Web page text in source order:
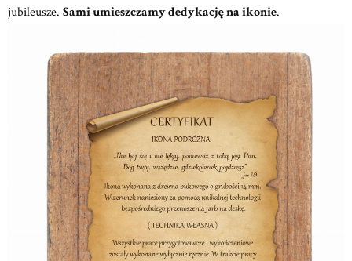
jubileusze. Sami umieszczamy dedykację na ikonie.